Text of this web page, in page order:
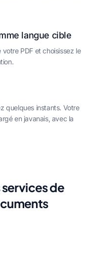
langue cible
votre PDF et choisissez le
quelques instants. Votre
en javanais, avec la
de